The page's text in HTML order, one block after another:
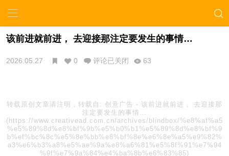
该前进就前进， 去迎接那注定要发生的事情…
2026.05.27 0 评论已关闭 63
转载原创文章请注明，转载自: 创意广告 - 该前进就前进， 去迎接那
注定要发生的事情…
(https://www.creativead.com.cn/archives/blindbox/%e8%af%a5
%e5%89%8d%e8%bf%9b%e5%b0%b1%e5%89%8d%e8%bf%9
b%ef%bc%8c%e5%8e%bb%e8%bf%8e%e6%8e%a5%e9%82%
a3%e6%b3%a8%e5%ae%9a%e8%a6%81%e5%8f%91%e7%94
%9f%e7%9a%84%e4%ba%8b%e6%83%85)